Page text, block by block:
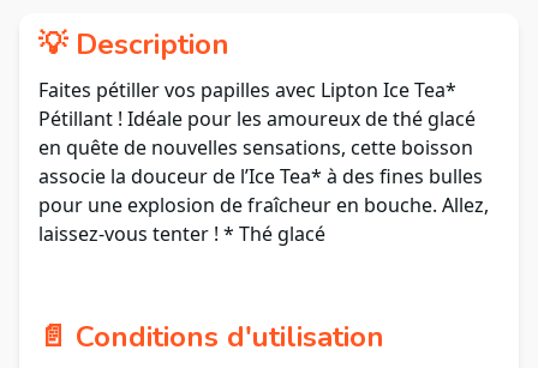
💡 Description
Faites pétiller vos papilles avec Lipton Ice Tea*
Pétillant ! Idéale pour les amoureux de thé glacé
en quête de nouvelles sensations, cette boisson
associe la douceur de l’Ice Tea* à des fines bulles
pour une explosion de fraîcheur en bouche. Allez,
laissez-vous tenter ! * Thé glacé
📄 Conditions d'utilisation